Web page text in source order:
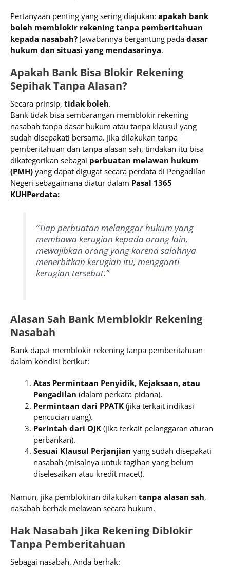
Pertanyaan penting yang sering diajukan: apakah bank
boleh memblokir rekening tanpa pemberitahuan
kepada nasabah? Jawabannya bergantung pada dasar
hukum dan situasi yang mendasarinya.
Apakah Bank Bisa Blokir Rekening
Sepihak Tanpa Alasan?
Secara prinsip, tidak boleh.
Bank tidak bisa sembarangan memblokir rekening
nasabah tanpa dasar hukum atau tanpa klausul yang
sudah disepakati bersama. Jika dilakukan tanpa
pemberitahuan dan tanpa alasan sah, tindakan itu bisa
dikategorikan sebagai perbuatan melawan hukum
(PMH) yang dapat digugat secara perdata di Pengadilan
Negeri sebagaimana diatur dalam Pasal 1365
KUHPerdata:
“Tiap perbuatan melanggar hukum yang
membawa kerugian kepada orang lain,
mewajibkan orang yang karena salahnya
menerbitkan kerugian itu, mengganti
kerugian tersebut.”
Alasan Sah Bank Memblokir Rekening
Nasabah
Bank dapat memblokir rekening tanpa pemberitahuan
dalam kondisi berikut:
Atas Permintaan Penyidik, Kejaksaan, atau
Pengadilan (dalam perkara pidana).
Permintaan dari PPATK (jika terkait indikasi
pencucian uang).
Perintah dari OJK (jika terkait pelanggaran aturan
perbankan).
Sesuai Klausul Perjanjian yang sudah disepakati
nasabah (misalnya untuk tagihan yang belum
diselesaikan atau kredit macet).
Namun, jika pemblokiran dilakukan tanpa alasan sah,
nasabah berhak melawan secara hukum.
Hak Nasabah Jika Rekening Diblokir
Tanpa Pemberitahuan
Sebagai nasabah, Anda berhak: